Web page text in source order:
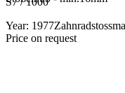
Year: 1977
Price on request